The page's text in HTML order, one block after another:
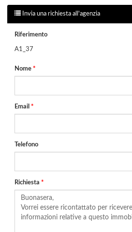
Invia una richiesta all'agenzia
Riferimento
A1_37
Nome *
Email *
Telefono
Richiesta *